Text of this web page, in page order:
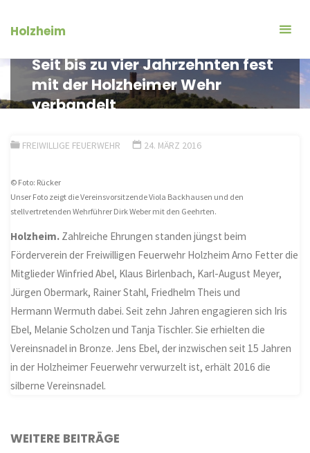
InhaltHolzheim
Seit bis zu vier Jahrzehnten fest
mit der Holzheimer Wehr
verbandelt
FREIWILLIGE FEUERWEHR 24. MÄRZ 2016
© Foto: Rücker
Unser Foto zeigt die Vereinsvorsitzende Viola Backhausen und den
stellvertretenden Wehrführer Dirk Weber mit den Geehrten.
Holzheim. Zahlreiche Ehrungen standen jüngst beim
Förderverein der Freiwilligen Feuerwehr Holzheim Arno Fetter die
Mitglieder Winfried Abel, Klaus Birlenbach, Karl-August Meyer,
Jürgen Obermark, Rainer Stahl, Friedhelm Theis und
Hermann Wermuth dabei. Seit zehn Jahren engagieren sich Iris
Ebel, Melanie Scholzen und Tanja Tischler. Sie erhielten die
Vereinsnadel in Bronze. Jens Ebel, der inzwischen seit 15 Jahren
in der Holzheimer Feuerwehr verwurzelt ist, erhält 2016 die
silberne Vereinsnadel.
WEITERE BEITRÄGE